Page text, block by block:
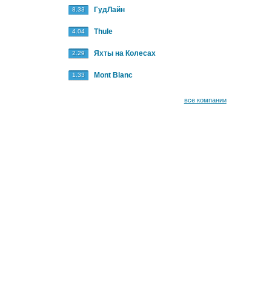
8.33 ГудЛайн
4.04 Thule
2.29 Яхты на Колесах
1.33 Mont Blanc
все компании